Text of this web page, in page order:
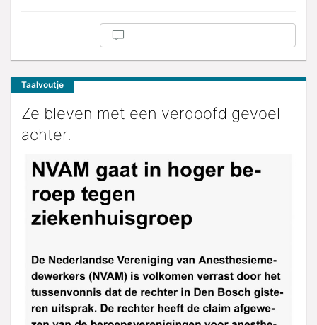
Taalvoutje
Ze bleven met een verdoofd gevoel
achter.